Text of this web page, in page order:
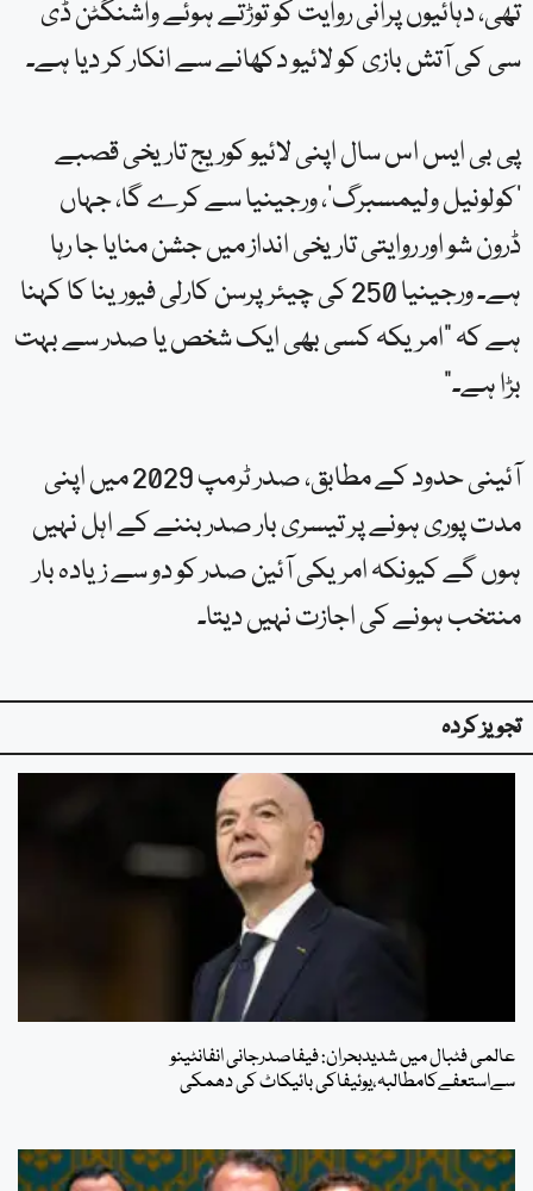
تھی، دہائیوں پرانی روایت کو توڑتے ہوئے واشنگٹن ڈی
سی کی آتش بازی کو لائیو دکھانے سے انکار کر دیا ہے۔
پی بی ایس اس سال اپنی لائیو کوریج تاریخی قصبے
‘کولونیل ولیمسبرگ’، ورجینیا سے کرے گا، جہاں
ڈرون شو اور روایتی تاریخی انداز میں جشن منایا جا رہا
ہے۔ ورجینیا 250 کی چیئرپرسن کارلی فیورینا کا کہنا
ہے کہ “امریکہ کسی بھی ایک شخص یا صدر سے بہت
بڑا ہے۔”
آئینی حدود کے مطابق، صدر ٹرمپ 2029 میں اپنی
مدت پوری ہونے پر تیسری بار صدر بننے کے اہل نہیں
ہوں گے کیونکہ امریکی آئین صدر کو دو سے زیادہ بار
منتخب ہونے کی اجازت نہیں دیتا۔
تجویز کردہ
عالمی فٹبال میں شدیدبحران: فیفاصدرجانی انفانٹینو
سےاستعفےکامطالبہ،یوئیفاکی بائیکاٹ کی دھمکی